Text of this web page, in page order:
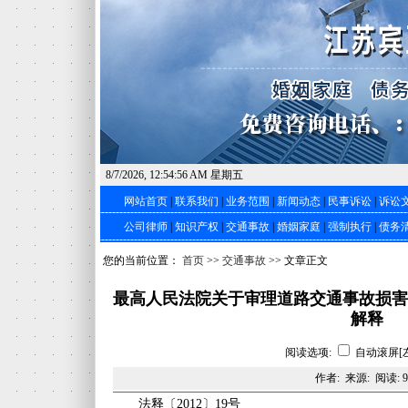
8/7/2026, 12:54:57 AM 星期五
网站首页 联系我们 业务范围 新闻动态 民事诉讼 诉讼
公司律师 知识产权 交通事故 婚姻家庭 强制执行 债务
您的当前位置： 首页 >> 交通事故 >> 文章正文
最高人民法院关于审理道路交通事故损
解释
阅读选项:
自动滚屏[
作者: 来源: 阅读:
法释〔2012〕19号